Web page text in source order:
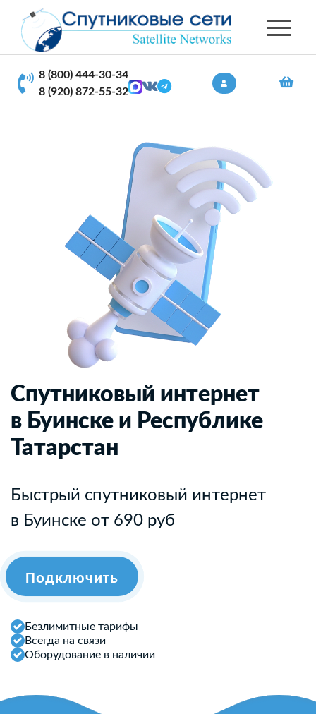
8 (800) 444-30-34
8 (920) 872-55-32
Спутниковый интернет
в Буинске и Республике
Татарстан
Быстрый спутниковый интернет
в Буинске от 690 руб
Подключить
Безлимитные тарифы
Всегда на связи
Оборудование в наличии